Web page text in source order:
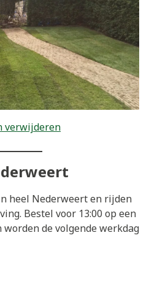
verwijderen
heel Nederweert en rijden
Bestel voor 13:00 op een
de volgende werkdag